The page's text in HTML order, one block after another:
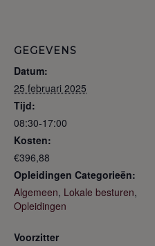
GEGEVENS
Datum:
25 februari 2025
Tijd:
08:30-17:00
Kosten:
€396,88
Opleidingen Categorieën:
Algemeen, Lokale besturen,
Opleidingen
Voorzitter